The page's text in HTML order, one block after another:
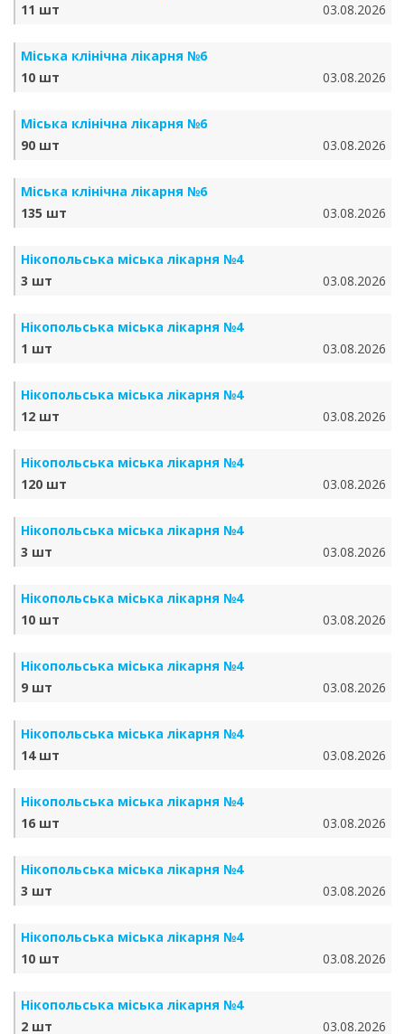
11 шт
03.08.2026
Міська клінічна лікарня №6
10 шт
03.08.2026
Міська клінічна лікарня №6
90 шт
03.08.2026
Міська клінічна лікарня №6
135 шт
03.08.2026
Нікопольська міська лікарня №4
3 шт
03.08.2026
Нікопольська міська лікарня №4
1 шт
03.08.2026
Нікопольська міська лікарня №4
12 шт
03.08.2026
Нікопольська міська лікарня №4
120 шт
03.08.2026
Нікопольська міська лікарня №4
3 шт
03.08.2026
Нікопольська міська лікарня №4
10 шт
03.08.2026
Нікопольська міська лікарня №4
9 шт
03.08.2026
Нікопольська міська лікарня №4
14 шт
03.08.2026
Нікопольська міська лікарня №4
16 шт
03.08.2026
Нікопольська міська лікарня №4
3 шт
03.08.2026
Нікопольська міська лікарня №4
10 шт
03.08.2026
Нікопольська міська лікарня №4
2 шт
03.08.2026